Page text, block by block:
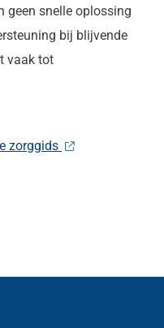
geen snelle oplossing
bij blijvende
vaak tot
zorggids